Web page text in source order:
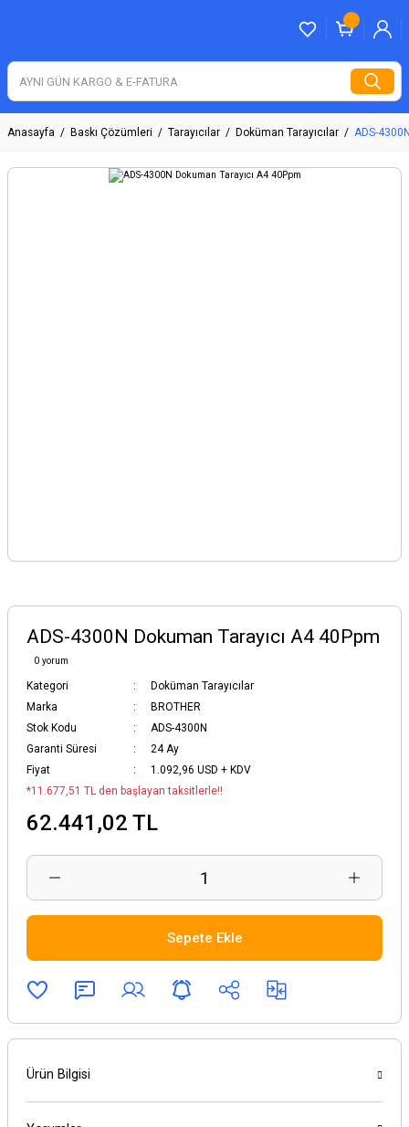
Anasayfa Baskı Çözümleri Tarayıcılar Doküman Tarayıcılar ADS-
ADS-4300N Dokuman Tarayıcı A4 40Ppm
0 yorum
Kategori
Doküman Tarayıcılar
Marka
BROTHER
Stok Kodu
ADS-4300N
Garanti Süresi
24 Ay
Fiyat
1.092,96 USD + KDV
*11.677,51 TL den başlayan taksitlerle!!
62.441,02 TL
Sepete Ekle
Ürün Bilgisi